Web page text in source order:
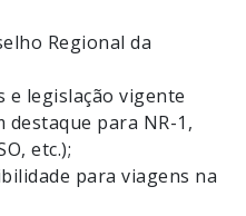
Regional da
e legislação vigente
destaque para NR-1,
etc.);
para viagens na